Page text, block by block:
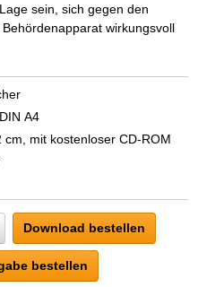
sein, sich gegen den
wirkungsvoll
A4
mit kostenloser CD-ROM
Download bestellen
bestellen